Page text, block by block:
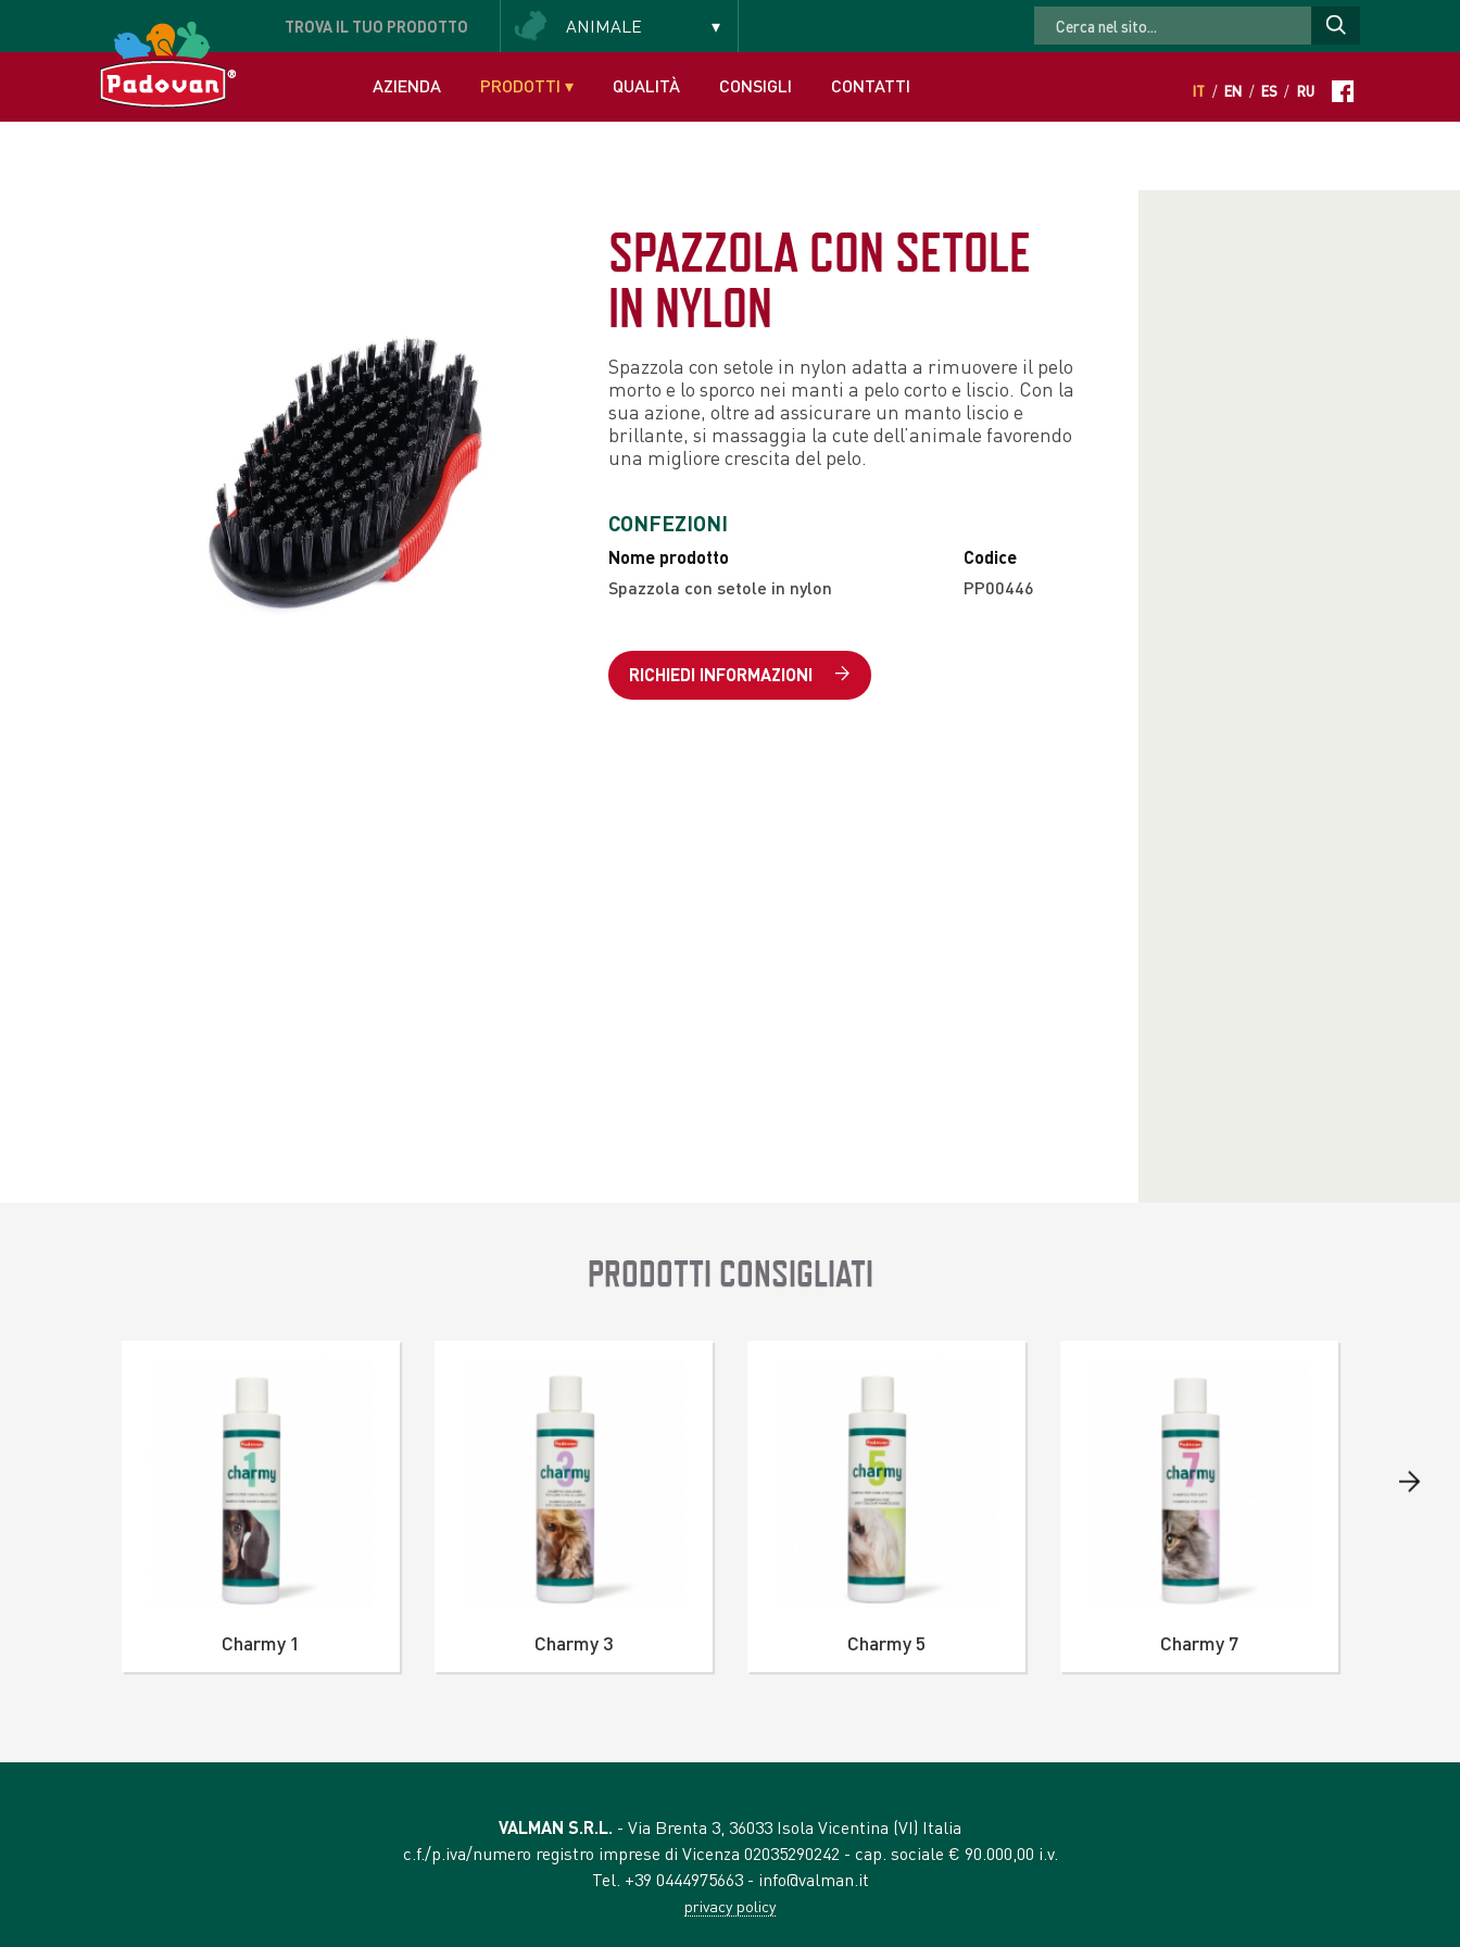
TROVA IL TUO PRODOTTO ANIMALE
AZIENDA PRODOTTI ▾ QUALITÀ CONSIGLI CONTATTI IT / EN / ES / RU
SPAZZOLA CON SETOLE
IN NYLON
Spazzola con setole in nylon adatta a rimuovere il pelo
morto e lo sporco nei manti a pelo corto e liscio. Con la
sua azione, oltre ad assicurare un manto liscio e
brillante, si massaggia la cute dell’animale favorendo
una migliore crescita del pelo.
CONFEZIONI
Nome prodotto
Codice
Spazzola con setole in nylon
PP00446
RICHIEDI INFORMAZIONI
PRODOTTI CONSIGLIATI
Charmy 1 Charmy 3 Charmy 5 Charmy 7
VALMAN S.R.L. - Via Brenta 3, 36033 Isola Vicentina (VI) Italia
c.f./p.iva/numero registro imprese di Vicenza 02035290242 - cap. sociale € 90.000,00 i.v.
Tel. +39 0444975663 - info@valman.it
privacy policy